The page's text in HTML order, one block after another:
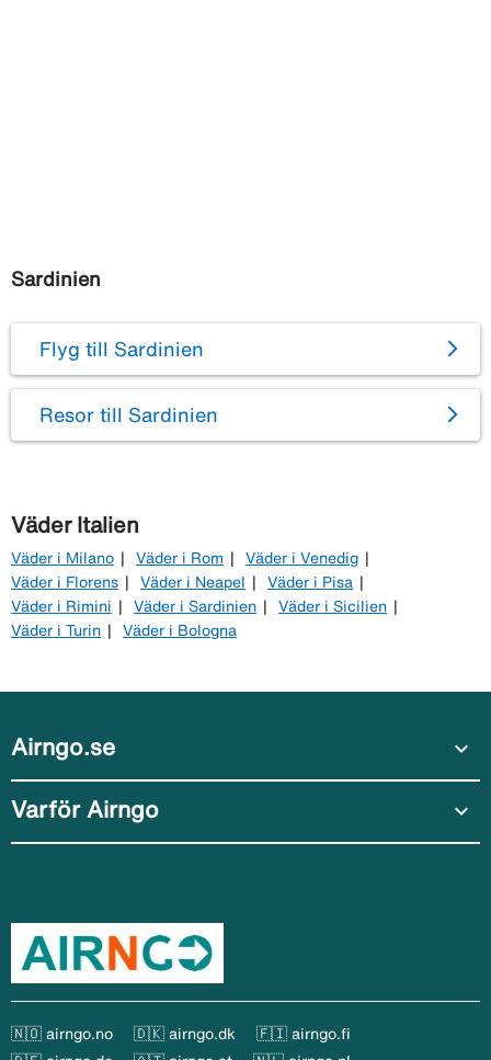
Sardinien
Flyg till Sardinien
Resor till Sardinien
Väder Italien
Väder i Milano Väder i Rom
Väder i Venedig
Väder i Florens
Väder i Neapel
Väder i Pisa
Väder i Rimini
Väder i Sardinien
Väder i Sicilien
Väder i Turin
Väder i Bologna
Airngo.se expand_more
Varför Airngo expand_more
🇳🇴 airngo.no 🇩🇰 airngo.dk
🇫🇮 airngo.fi